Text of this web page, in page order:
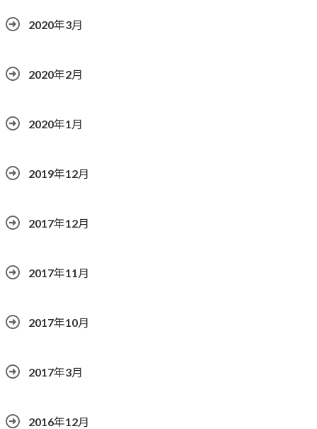
2020年3月
2020年2月
2020年1月
2019年12月
2017年12月
2017年11月
2017年10月
2017年3月
2016年12月